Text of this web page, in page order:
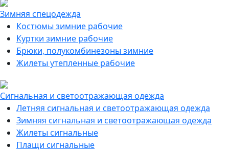
Зимняя спецодежда
Костюмы зимние рабочие
Куртки зимние рабочие
Брюки, полукомбинезоны зимние
Жилеты утепленные рабочие
Сигнальная и светоотражающая одежда
Летняя сигнальная и светоотражающая одежда
Зимняя сигнальная и светоотражающая одежда
Жилеты сигнальные
Плащи сигнальные